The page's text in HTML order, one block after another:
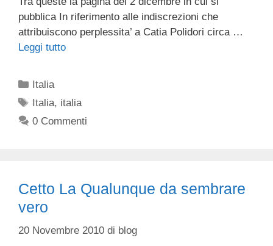
pubblica In riferimento alle indiscrezioni che
attribuiscono perplessita’ a Catia Polidori circa …
Leggi tutto
Categorie
Italia
Tag
Italia, italia
0 Commenti
Cetto La Qualunque da sembrare
vero
20 Novembre 2010 di blog